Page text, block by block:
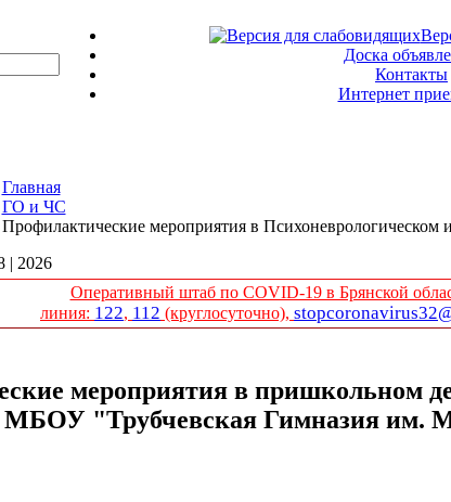
Доска
Контакты
Интернет
Главная
ГО и ЧС
Профилактические мероприятия в Психоневрологическом
| 2026
Оперативный штаб по COVID-19 в Брянской
линия: 122, 112 (круглосуточно),
мероприятия в пришкольном
МБОУ "Трубчевская Гимназия им.